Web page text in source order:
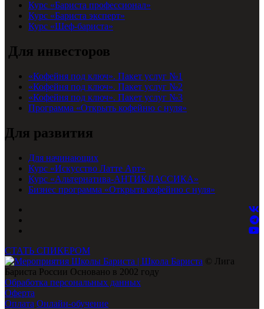
Курс «Бариста профессионал»
Курс «Бариста эксперт»
Курс «Шеф-бариста»
Для инвесторов
«Кофейня под ключ». Пакет услуг №1
«Кофейня под ключ». Пакет услуг №2
«Кофейня под ключ». Пакет услуг №3
Программа «Открыть кофейню с нуля»
Для развития
Для начинающих
Курс «Искусство Латте Арт»
Курс «Альтернатива-АНТИКЛАССИКА»
Бизнес программа «Открыть кофейню с нуля»
СТАТЬ СПИКЕРОМ
© Лига
Бариста России Основано в 2002 году
Обработка персональных данных
Оферта
Оплата Онлайн-обучение